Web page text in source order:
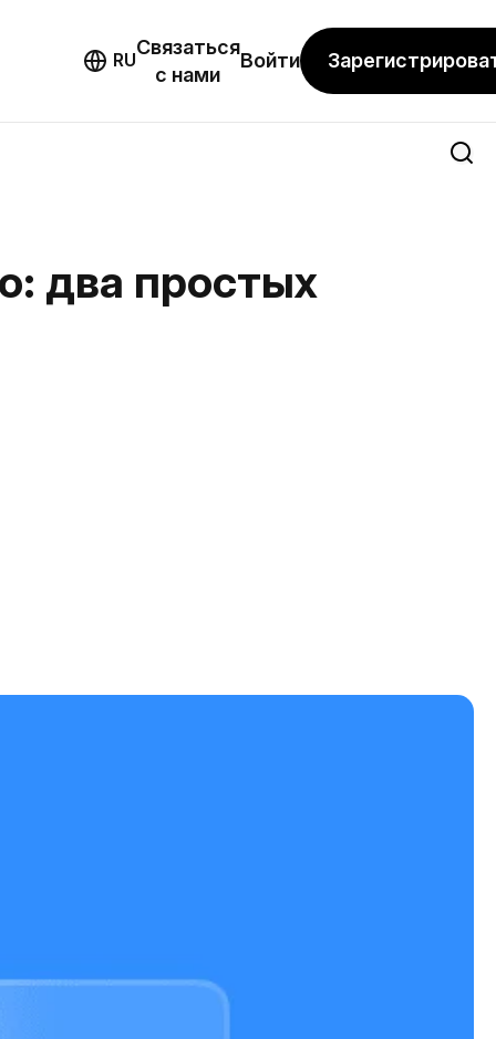
RU
Связаться
с нами
Войти
два простых